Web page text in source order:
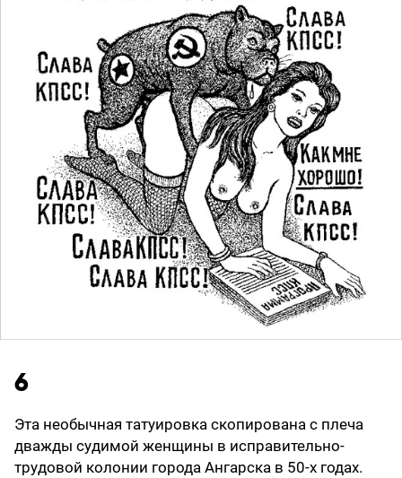
6
Эта необычная татуировка скопирована с плеча
дважды судимой женщины в исправительно-
трудовой колонии города Ангарска в 50-х годах.